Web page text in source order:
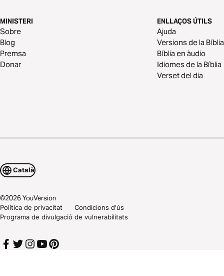
MINISTERI
Sobre
Blog
Premsa
Donar
ENLLAÇOS ÚTILS
Ajuda
Versions de la Bíblia
Bíblia en àudio
Idiomes de la Bíblia
Verset del dia
Català
©2026YouVersion
Política de privacitat
Condicions d'ús
Programa de divulgació de vulnerabilitats